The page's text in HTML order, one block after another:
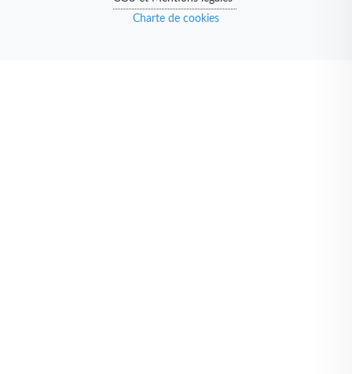
Charte de cookies